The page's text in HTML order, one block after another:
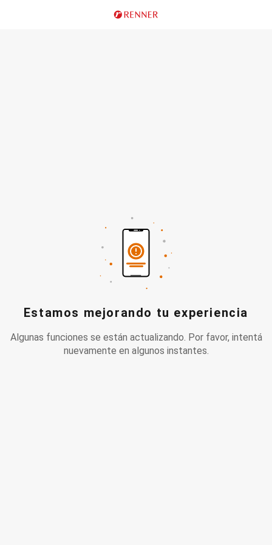
Estamos mejorando tu experiencia
Algunas funciones se están actualizando. Por favor, intentá
nuevamente en algunos instantes.